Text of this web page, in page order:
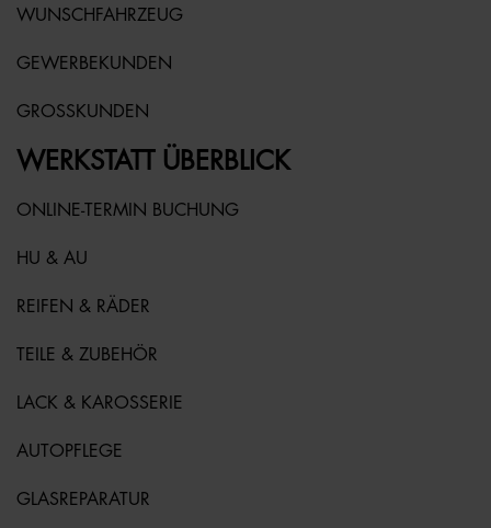
WUNSCHFAHRZEUG
GEWERBEKUNDEN
GROSSKUNDEN
WERKSTATT ÜBERBLICK
ONLINE-TERMIN BUCHUNG
HU & AU
REIFEN & RÄDER
TEILE & ZUBEHÖR
LACK & KAROSSERIE
AUTOPFLEGE
GLASREPARATUR